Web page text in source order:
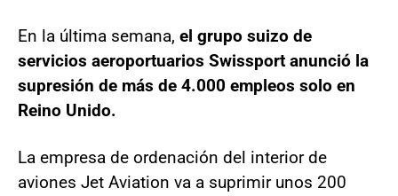
En la última semana, el grupo suizo de
servicios aeroportuarios Swissport anunció la
supresión de más de 4.000 empleos solo en
Reino Unido.
La empresa de ordenación del interior de
aviones Jet Aviation va a suprimir unos 200